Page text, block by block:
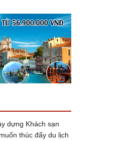
dựng Khách sạn
thúc đẩy du lịch